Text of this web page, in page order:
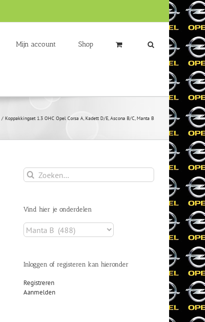
Mijn account Shop
Koppakkingset 1.3 OHC Opel Corsa A, Kadett D/E, Ascona B/C, Manta B
Zoeken
naar:
Vind hier je onderdelen
Inloggen of registeren kan hieronder
Registreren
Aanmelden